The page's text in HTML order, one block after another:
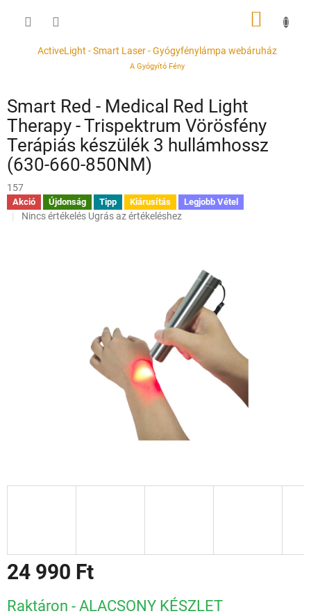
tartalomhozActiveLight - Smart Laser - Gyógyfénylámpa webáruház
A Gyógyító Fény
KOSÁR
Smart Red - Medical Red Light
Therapy - Trispektrum Vörösfény
Terápiás készülék 3 hullámhossz
(630-660-850NM)
157
Akció Újdonság Tipp Kiárusítás Legjobb Vétel
A
Nincs értékelés Ugrás az értékeléshez
24 990 Ft
Raktáron - ALACSONY KÉSZLET